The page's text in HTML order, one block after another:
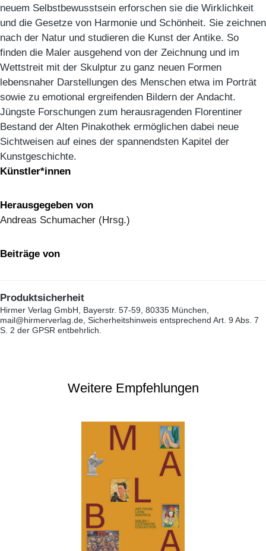
neuem Selbstbewusstsein erforschen sie die Wirklichkeit
und die Gesetze von Harmonie und Schönheit. Sie zeichnen
nach der Natur und studieren die Kunst der Antike. So
finden die Maler ausgehend von der Zeichnung und im
Wettstreit mit der Skulptur zu ganz neuen Formen
lebensnaher Darstellungen des Menschen etwa im Porträt
sowie zu emotional ergreifenden Bildern der Andacht.
Jüngste Forschungen zum herausragenden Florentiner
Bestand der Alten Pinakothek ermöglichen dabei neue
Sichtweisen auf eines der spannendsten Kapitel der
Kunstgeschichte.
Künstler*innen
Herausgegeben von
Andreas Schumacher (Hrsg.)
Beiträge von
Produktsicherheit
Hirmer Verlag GmbH, Bayerstr. 57-59, 80335 München,
mail@hirmerverlag.de, Sicherheitshinweis entsprechend Art. 9 Abs. 7
S. 2 der GPSR entbehrlich.
Weitere Empfehlungen